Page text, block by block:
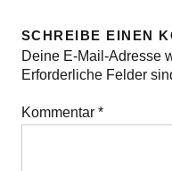
SCHREIBE EINEN
Deine E-Mail-Adresse
Erforderliche Felder
Kommentar *